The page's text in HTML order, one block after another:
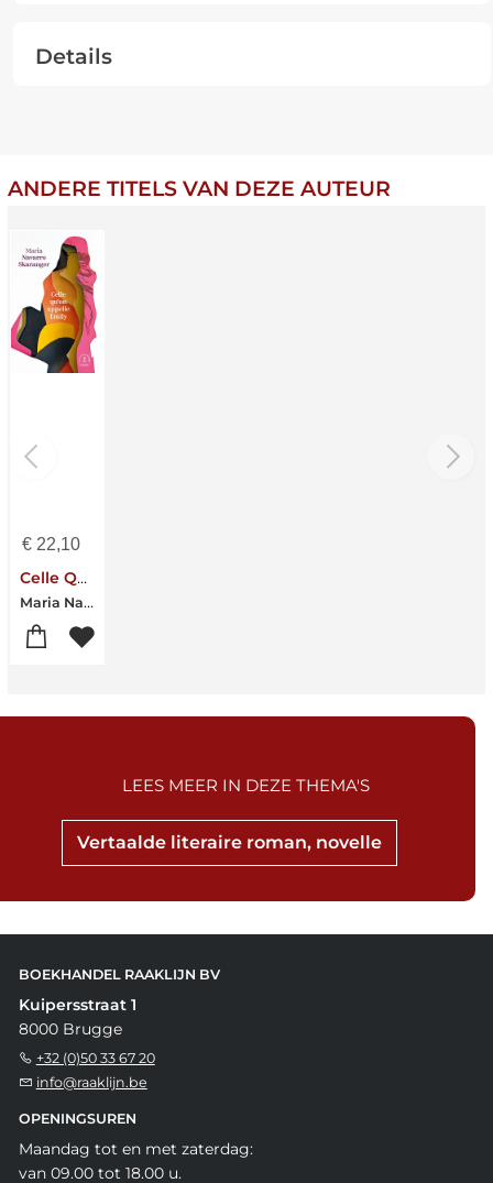
Details
ANDERE TITELS VAN DEZE AUTEUR
€22,10
Celle Qu'on Appelle Emily
Maria Navarro Skaranger
Vertaalde literaire roman, novelle
LEES MEER IN DEZE THEMA'S
BOEKHANDEL RAAKLIJN BV
Kuipersstraat 1
8000 Brugge
+32 (0)50 33 67 20
info@raaklijn.be
OPENINGSUREN
Maandag tot en met zaterdag:
van 09.00 tot 18.00 u.